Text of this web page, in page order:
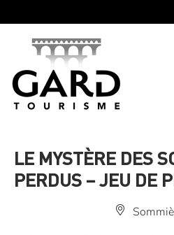
LE MYSTÈRE DES
PERDUS – JEU DE